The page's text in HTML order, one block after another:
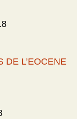
DE L’EOCENE